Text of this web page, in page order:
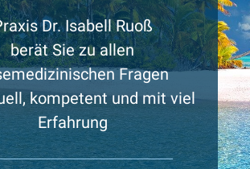
Dr. Isabell Ruoß
berät Sie zu allen
Fragen
kompetent und mit viel
Erfahrung